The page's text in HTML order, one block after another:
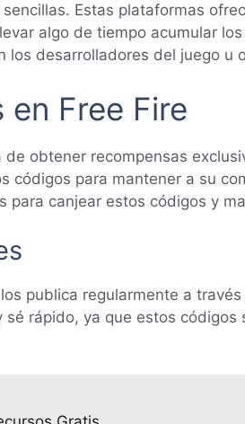
Estas plataformas
algo de tiempo acumular
desarrolladores del juego u
Free Fire
obtener recompensas
para mantener a su
canjear estos códigos y
publica regularmente a
rápido, ya que estos